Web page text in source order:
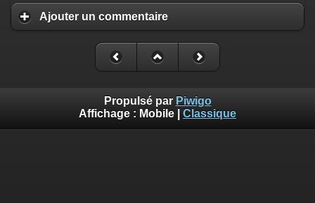
Ajouter un commentaire
Propulsé par Piwigo
Affichage : Mobile Classique